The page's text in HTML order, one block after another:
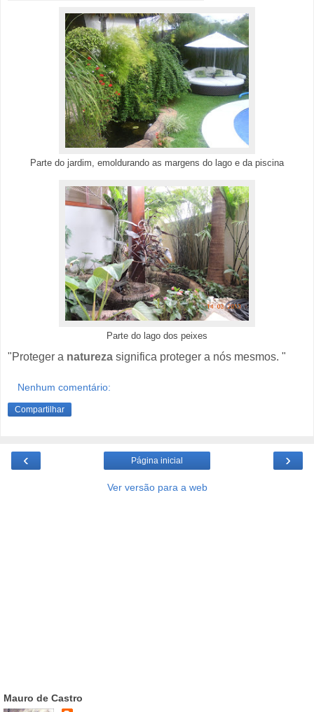
Parte do jardim, emoldurando as margens do lago e da piscina
Parte do lago dos peixes
"Proteger a natureza significa proteger a nós mesmos. "
Nenhum comentário:
Compartilhar
‹ ›
Página inicial
Ver versão para a web
Mauro de Castro